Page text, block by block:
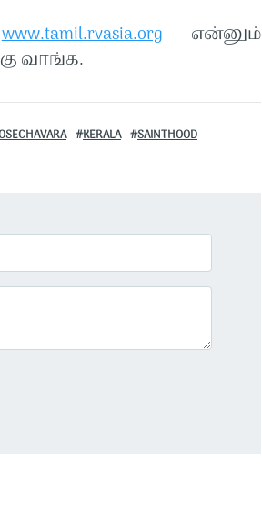
www.tamil.rvasia.org என்னும்
வாங்க.
KERALA SAINTHOOD